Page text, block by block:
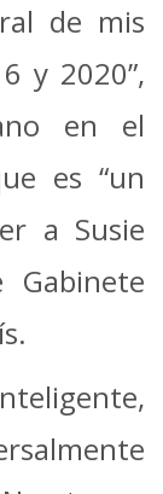
de mis
y 2020”,
en el
es “un
a Susie